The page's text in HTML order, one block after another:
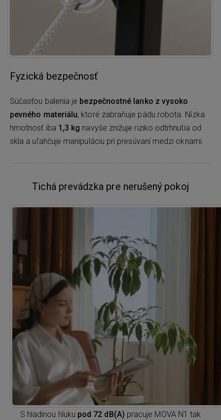
Fyzická bezpečnosť
Súčasťou balenia je bezpečnostné lanko z vysoko
pevného materiálu, ktoré zabraňuje pádu robota. Nízka
hmotnosť iba 1,3 kg navyše znižuje riziko odtrhnutia od
skla a uľahčuje manipuláciu pri presúvaní medzi oknami.
Tichá prevádzka pre nerušený pokoj
S hladinou hluku pod 72 dB(A) pracuje MOVA N1 tak